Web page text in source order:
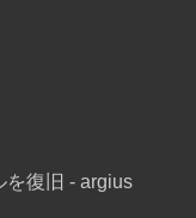
を復旧 - argius